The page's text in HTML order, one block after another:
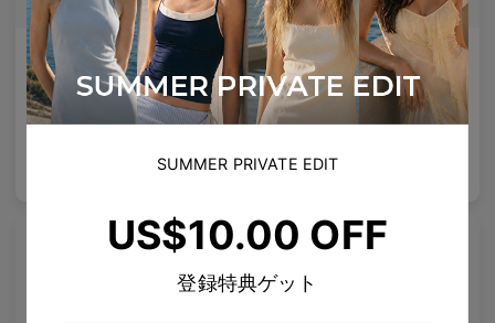
AETHER LINE / S01
超軽量の精密を提供する彫刻的チタンフレーム。
4 Colours available
バッグに入れる
Emblematic A 02
強化された専門レンズ
6 Colours available
US$ 100.00
SUMMER PRIVATE EDIT
US$10.00 OFF
登録特典ゲット